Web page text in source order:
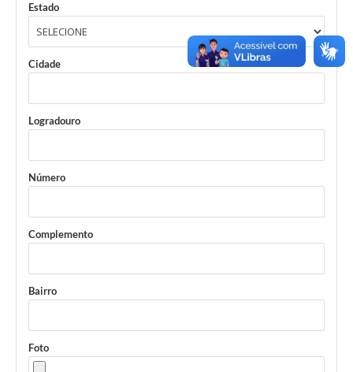
Estado
Cidade
Logradouro
Número
Complemento
Bairro
Foto